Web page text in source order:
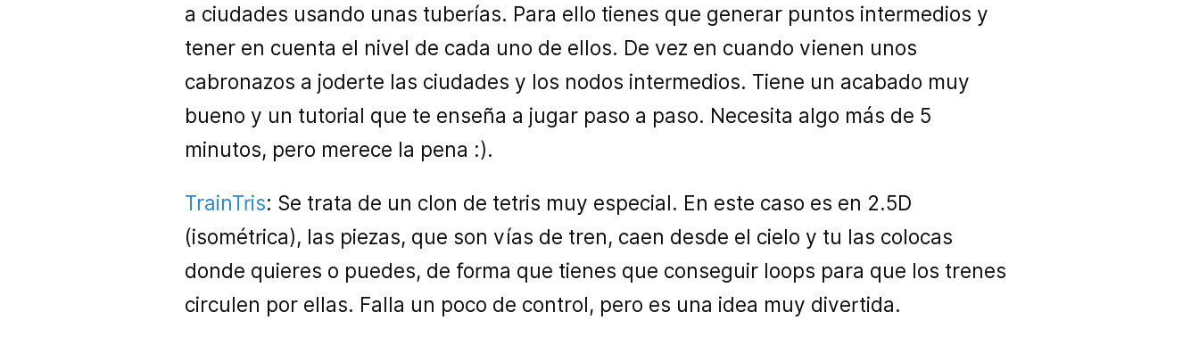
a ciudades usando unas tuberías. Para ello tienes que generar puntos intermedios y
tener en cuenta el nivel de cada uno de ellos. De vez en cuando vienen unos
cabronazos a joderte las ciudades y los nodos intermedios. Tiene un acabado muy
bueno y un tutorial que te enseña a jugar paso a paso. Necesita algo más de 5
minutos, pero merece la pena :).
TrainTris: Se trata de un clon de tetris muy especial. En este caso es en 2.5D
(isométrica), las piezas, que son vías de tren, caen desde el cielo y tu las colocas
donde quieres o puedes, de forma que tienes que conseguir loops para que los trenes
circulen por ellas. Falla un poco de control, pero es una idea muy divertida.